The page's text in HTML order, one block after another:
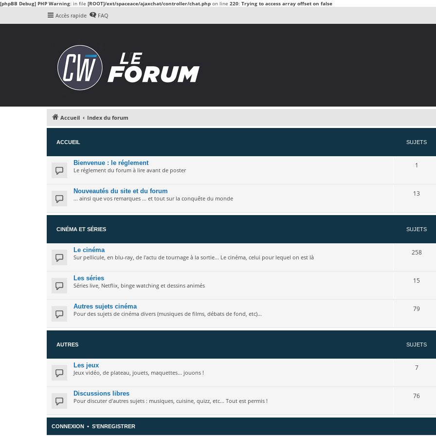
[phpBB Debug] PHP Warning: in file [ROOT]/ext/spaceace/ajaxchat/controller/chat.php on line 220: Trying to access array offset on false
Accès rapide FAQ
Accueil Index du forum
ACCUEIL SUJETS
Bienvenue : le réglement
Le réglement du forum à lire avant de poster
1
Nouveautés du site et du forum
... ainsi que vos remarques ... et tout sur la conquête du monde
13
CINÉMA ET SÉRIES SUJETS
Le cinéma
Sur pellicule, en blu-ray, de l'actu de tournage à la sortie... Le cinéma, celui pour lequel on est là
258
Les séries
Séries live, Netflix, binge watching et dessins animés
15
Autres sujets cinéma
Pour des sujets de cinéma divers (musiques de films, débats de fond, etc)...
79
AUTRES SUJETS
Les jeux
Jeux vidéo, de plateau, jouets, maquettes... jouons !
7
Discussions libres
Pour discuter d'autres sujets : musiques, cuisine, quizz, etc... Tout est permis !
76
CONNEXION • S’ENREGISTRER